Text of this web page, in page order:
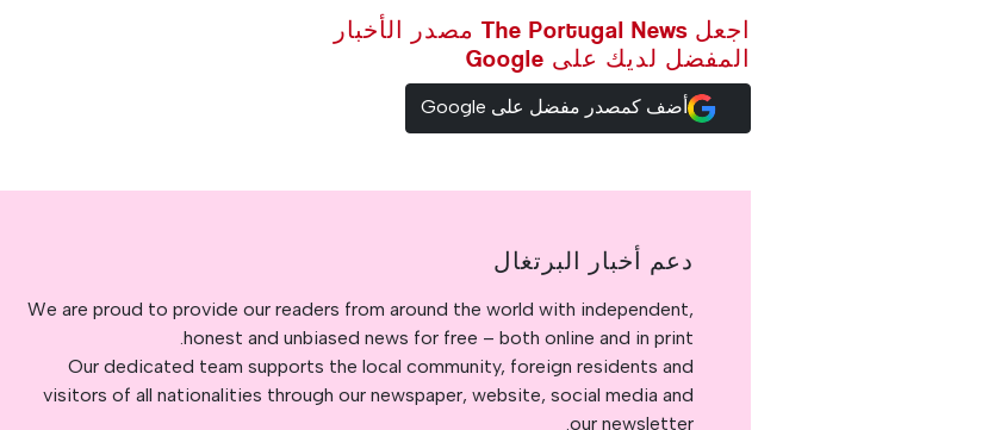
اجعل The Portugal News مصدر الأخبار
المفضل لديك على Google
أضف كمصدر مفضل على Google
دعم أخبار البرتغال
We are proud to provide our readers from around the world with independent,
honest and unbiased news for free – both online and in print.
Our dedicated team supports the local community, foreign residents and
visitors of all nationalities through our newspaper, website, social media and
our newsletter.